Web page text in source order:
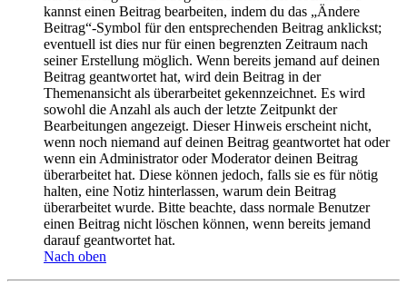
kannst einen Beitrag bearbeiten, indem du das „Ändere
Beitrag“-Symbol für den entsprechenden Beitrag anklickst;
eventuell ist dies nur für einen begrenzten Zeitraum nach
seiner Erstellung möglich. Wenn bereits jemand auf deinen
Beitrag geantwortet hat, wird dein Beitrag in der
Themenansicht als überarbeitet gekennzeichnet. Es wird
sowohl die Anzahl als auch der letzte Zeitpunkt der
Bearbeitungen angezeigt. Dieser Hinweis erscheint nicht,
wenn noch niemand auf deinen Beitrag geantwortet hat oder
wenn ein Administrator oder Moderator deinen Beitrag
überarbeitet hat. Diese können jedoch, falls sie es für nötig
halten, eine Notiz hinterlassen, warum dein Beitrag
überarbeitet wurde. Bitte beachte, dass normale Benutzer
einen Beitrag nicht löschen können, wenn bereits jemand
darauf geantwortet hat.
Nach oben